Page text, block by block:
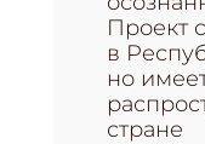
Проект
в
но
стране